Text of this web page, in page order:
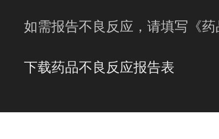
如需报告不良反应，请填写《
下载药品不良反应报告表